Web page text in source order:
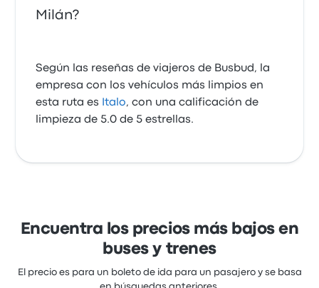
Milán?
Según las reseñas de viajeros de Busbud, la
empresa con los vehículos más limpios en
esta ruta es
Italo, con una calificación de
limpieza de 5.0 de 5 estrellas.
Encuentra los precios más bajos en
buses y trenes
El precio es para un boleto de ida para un pasajero y se basa